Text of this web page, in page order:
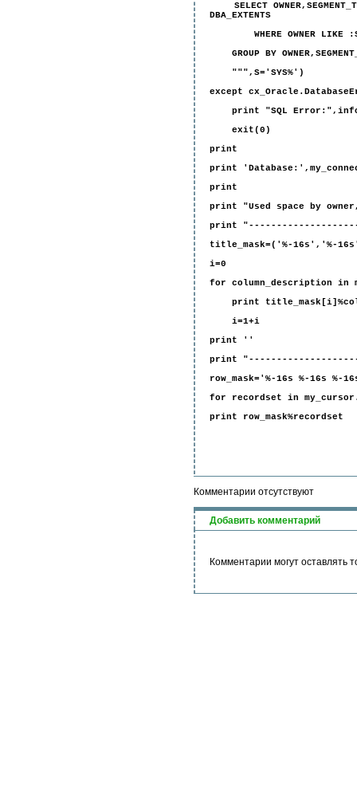
SELECT
DBA_EXTENTS
WHERE OWNER LIKE
GROUP BY
""",S='SYS%')
except
print "SQL
exit(0)
print
print
print
print "Used space by
print
title_mask=('%-16s','%-
i=0
for column_description in
print
i=1+i
print ''
print
row_mask='%-16s %-16s %-
for recordset in
print row_mask%recordset
Комментарии отсутствуют
Добавить комментарий
Комментарии могут оставлять